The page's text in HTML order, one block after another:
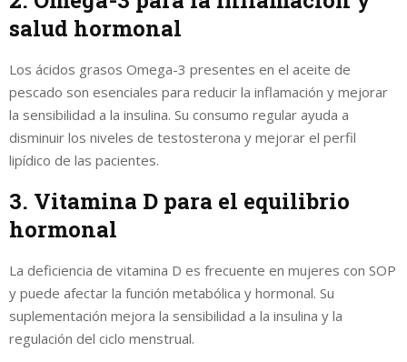
salud hormonal
Los ácidos grasos Omega-3 presentes en el aceite de
pescado son esenciales para reducir la inflamación y mejorar
la sensibilidad a la insulina. Su consumo regular ayuda a
disminuir los niveles de testosterona y mejorar el perfil
lipídico de las pacientes.
3. Vitamina D para el equilibrio
hormonal
La deficiencia de vitamina D es frecuente en mujeres con SOP
y puede afectar la función metabólica y hormonal. Su
suplementación mejora la sensibilidad a la insulina y la
regulación del ciclo menstrual.